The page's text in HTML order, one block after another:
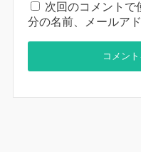
次回のコメントで
分の名前、メールア